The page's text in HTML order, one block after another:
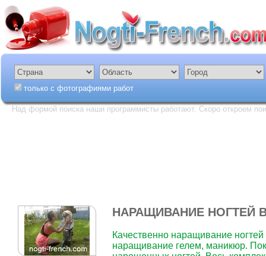
только с фотографиями работ
Над формой поиска наши программисты работают. Скоро откроем
НАРАЩИВАНИЕ НОГТЕЙ
Качественно наращивание
наращивание гелем, маникюр.